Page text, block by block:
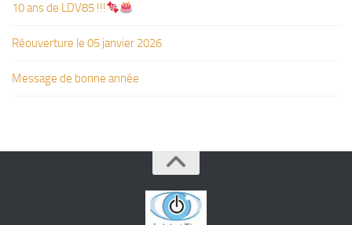
10 ans de LDV85 !!!
Réouverture le 05 janvier 2026
Message de bonne année